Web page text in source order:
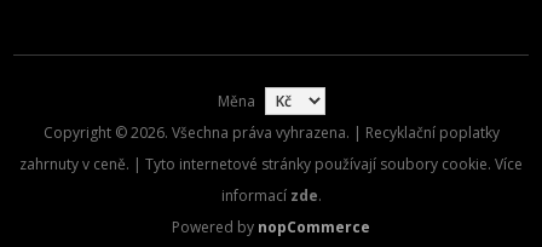
Měna
Copyright © 2026. Všechna práva vyhrazena. | Recyklační poplatky
zahrnuty v ceně. | Tyto internetové stránky používají soubory cookie. Více
informací zde.
Powered by nopCommerce